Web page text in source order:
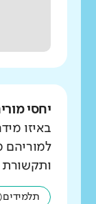
יחסי
באיזו
למוריהם
ותקשורת
תלמידים